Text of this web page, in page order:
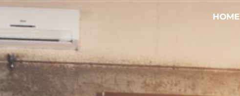
HOME